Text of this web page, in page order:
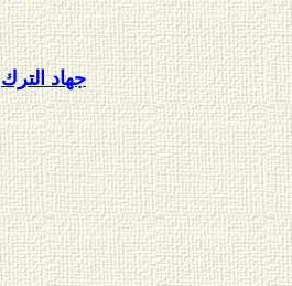
جهاد الترك